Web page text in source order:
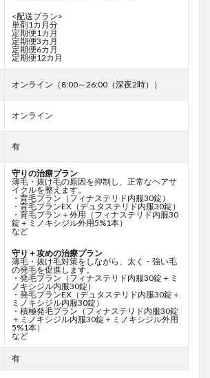
<配送プラン>
単剤1カ月分
定期便1カ月
定期便3カ月
定期便6カ月
定期便12カ月
オンライン（8:00～26:00（深夜2時））
オンライン
有
守りの治療プラン
薄毛・抜け毛の原因を抑制し、正常なヘアサ
イクルを整えます。
・育毛プラン（フィナステリド内服30錠）
・育毛プランEX（デュタステリド内服30錠）
・育毛プラン＋外用（フィナステリド内服30
錠＋ミノキシジル外用5%1本）
など
守り＋攻めの治療プラン
薄毛・抜け毛対策をしながら、太く・強い毛
の発毛を促進します。
・発毛プラン（フィナステリド内服30錠＋ミ
ノキシジル内服30錠）
・発毛プランEX（デュタステリド内服30錠＋
ミノキシジル内服30錠）
・積極発毛プラン（フィナステリド内服30錠
＋ミノキシジル内服30錠＋ミノキシジル外用
5%1本）
など
有